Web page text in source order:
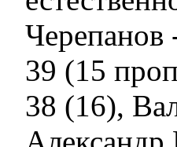
Черепанов
39 (15
38 (16),